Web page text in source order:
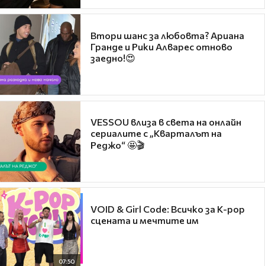
Втори шанс за любовта? Ариана
Гранде и Рики Алварес отново
заедно!😍
VESSOU влиза в света на онлайн
сериалите с „Кварталът на
Реджо“ 🤩🎬
07:50
VOID & Girl Code: Всичко за K-pop
сцената и мечтите им